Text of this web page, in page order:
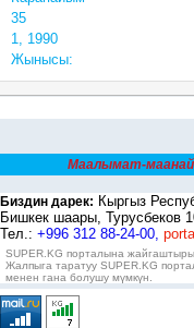
35
1, 1990
Жынысы:
Маалымат-
Биздин дарек: Кыргыз
Бишкек шаары, Турусбеков
Тел.: +996 312 88-24-00,
SUPER.KG порталына
Жалпыга таратуу SUPER.KG
менен гана болушу мүмкүн.